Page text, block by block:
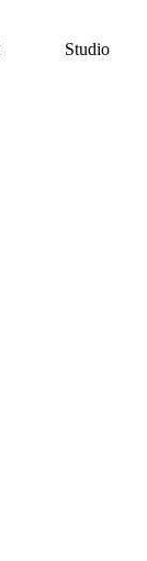
Studio